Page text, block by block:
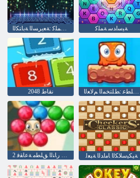
ﺵﺍﺭ ﺔﻤﻠﻛ :ﺔﻌﻳﺮﺴﻟﺍ ﺔﺑﺎﺘﻜﻟﺍ ﺔﻴﺳﺍﺪﺳ ﺔﻤﻠﻛ
2048 نقاط ﻉﻮﺒﺳﻻ ﺍ ﺔﻳﺎﻬﻧ ﺔﻠﻄﻋ :ﻂﻠﺘﺨﻤﻟﺍ ﻢﻟﺎﻌﻟﺍ
2 ﺎﻏﺎﺳ ﺭﺎﻨﻟﺍ ﻖﻠﻄﻣ ﺔﻋﺎﻘﻓ ﺔﻴﻜﻴﺳﻼ ﻜﻟﺍ ﺎﻣﺍﺪﻟﺍ ﺔﺒﻌﻟ